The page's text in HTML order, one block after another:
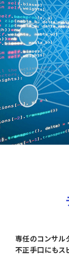
専任のコンサル
不正手口にもス